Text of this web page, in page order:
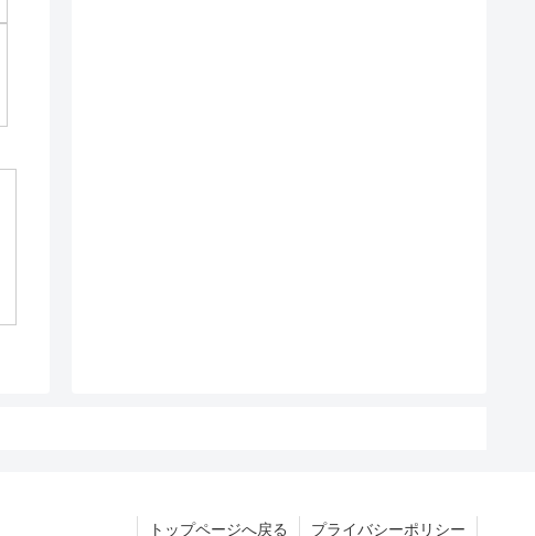
トップページへ戻る プライバシーポリシー